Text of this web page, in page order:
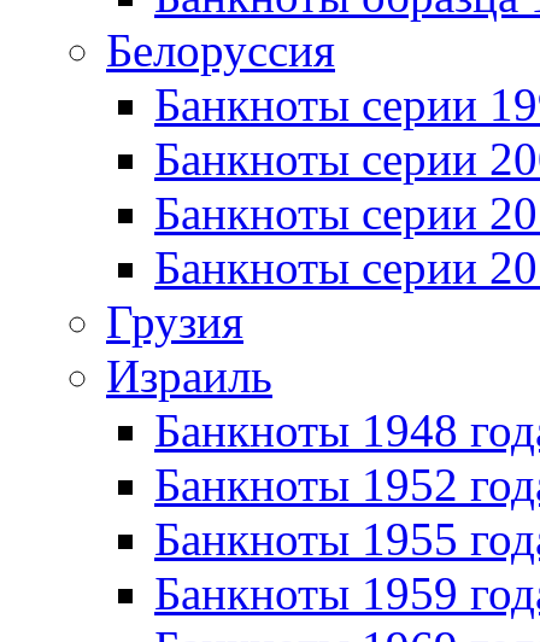
Белоруссия
Банкноты серии
Банкноты серии
Банкноты серии
Банкноты серии
Грузия
Израиль
Банкноты 1948
Банкноты 1952
Банкноты 1955
Банкноты 1959